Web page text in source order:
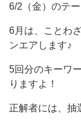
6/2（金）のテ
6月は、ことわ
ンエアします♪
5回分のキーワ
りますよ！
正解者には、抽